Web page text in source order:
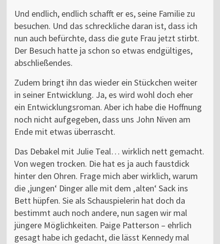
Und endlich, endlich schafft er es, seine Familie zu
besuchen. Und das schreckliche daran ist, dass ich
nun auch befürchte, dass die gute Frau jetzt stirbt.
Der Besuch hatte ja schon so etwas endgültiges,
abschließendes.
Zudem bringt ihn das wieder ein Stückchen weiter
in seiner Entwicklung. Ja, es wird wohl doch eher
ein Entwicklungsroman. Aber ich habe die Hoffnung
noch nicht aufgegeben, dass uns John Niven am
Ende mit etwas überrascht.
Das Debakel mit Julie Teal… wirklich nett gemacht.
Von wegen trocken. Die hat es ja auch faustdick
hinter den Ohren. Frage mich aber wirklich, warum
die ‚jungen‘ Dinger alle mit dem ‚alten‘ Sack ins
Bett hüpfen. Sie als Schauspielerin hat doch da
bestimmt auch noch andere, nun sagen wir mal
jüngere Möglichkeiten. Paige Patterson – ehrlich
gesagt habe ich gedacht, die lässt Kennedy mal